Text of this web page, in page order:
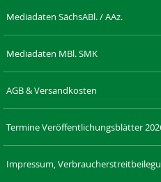
Mediadaten SächsABl. / AAz.
Mediadaten MBl. SMK
AGB & Versandkosten
Termine Veröffentlichungsblätter
Impressum,